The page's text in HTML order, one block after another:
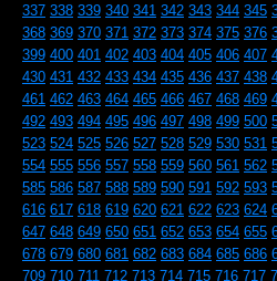
337 338 339 340 341 342 343 344 345
368 369 370 371 372 373 374 375 376
399 400 401 402 403 404 405 406 407
430 431 432 433 434 435 436 437 438
461 462 463 464 465 466 467 468 469
492 493 494 495 496 497 498 499 500
523 524 525 526 527 528 529 530 531
554 555 556 557 558 559 560 561 562
585 586 587 588 589 590 591 592 593
616 617 618 619 620 621 622 623 624
647 648 649 650 651 652 653 654 655
678 679 680 681 682 683 684 685 686
709 710 711 712 713 714 715 716 717